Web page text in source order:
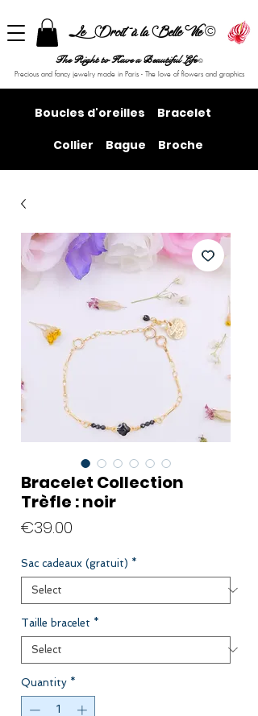
Le Droit à la Belle Vie©
The Right to Have a Beautiful Life©
Precious and fancy jewelry made in Paris - The love of flowers and graphics
Boucles d'oreilles
Bracelet
Collier
Bague Broche
Bracelet Collection
Trèfle : noir
€39.00
Sac cadeaux (gratuit) *
Taille bracelet *
Quantity *